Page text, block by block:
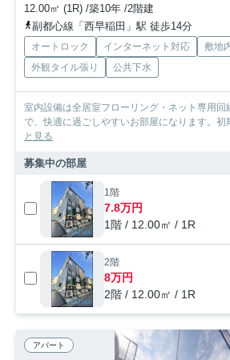
12.00㎡ (1R) /築10年 /2階建
副都心線「西早稲田」駅 徒歩14分
オートロック インターネット対応
敷地
外観タイル張り
公共下水
室内設備は全居室フローリング・ネット専用回
で、快適に過ごしやすいお部屋になります。初
と見る
募集中の部屋
1階
7.8万円
1階 / 12.00㎡ / 1R
2階
8万円
2階 / 12.00㎡ / 1R
アパート